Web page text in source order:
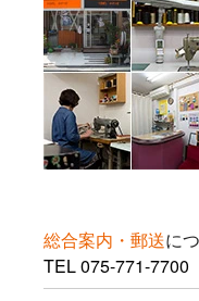
総合案内・郵送に
TEL075-771-7700